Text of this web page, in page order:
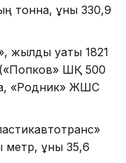
тонна, құны 330,9
жылдық қуаты 1821
(«Попков» ШҚ 500
«Родник» ЖШС
құны 35,6